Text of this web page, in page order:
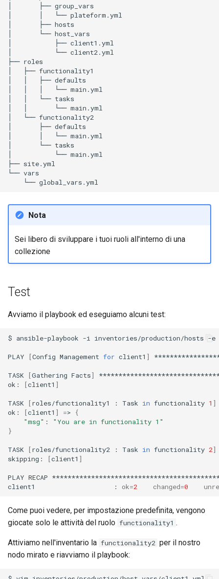
├── group_vars
└── plateform.yml
├── hosts
└── host_vars
├── client1.yml
└── client2.yml
├── roles
├── functionality1
├── defaults
└── main.yml
└── tasks
└── main.yml
└── functionality2
├── defaults
└── main.yml
└── tasks
└── main.yml
├── site.yml
└──
└──
Nota
Sei libero di sviluppare i tuoi ruoli all'interno di una
collezione
Test
Avviamo il playbook ed eseguiamo alcuni test:
$ ansible-playbook -i inventories/production/hosts -e
PLAY [Config Management for client1 ]
TASK [Gathering Facts]
ok:
[client1 ]
TASK [roles/functionality1 : Task in functionality 1 ]
ok:
[client1 ] =>
{
"msg" :
"You are in functionality 1"
}
TASK [roles/functionality2 : Task in functionality 2]
skipping:
[client1 ]
PLAY RECAP
client1
: ok=2 changed=0
Come puoi vedere, per impostazione predefinita, vengono
giocate solo le attività del ruolo functionality1 .
Attiviamo nell'inventario la functionality2 per il nostro
nodo mirato e riavviamo il playbook: